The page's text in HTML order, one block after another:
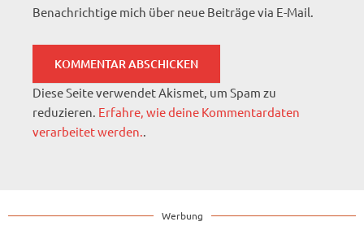
Benachrichtige mich über neue Beiträge via E-Mail.
Diese Seite verwendet Akismet, um Spam zu
reduzieren. Erfahre, wie deine Kommentardaten
verarbeitet werden..
Werbung